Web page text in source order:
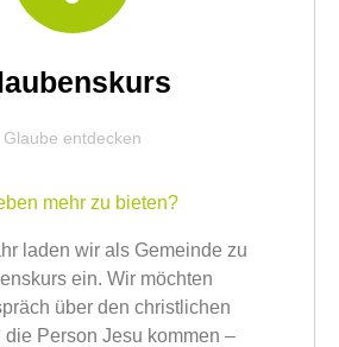
Glaube entdecken
mehr zu bieten?
laden wir als Gemeinde zu
ein. Wir möchten
über den christlichen
die Person Jesu kommen –